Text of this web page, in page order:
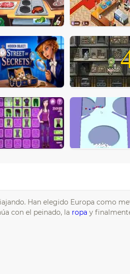
Han elegido Europa como
con el peinado, la ropa y